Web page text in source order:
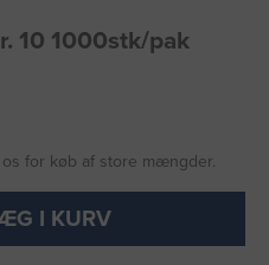
10 1000stk/pak
for køb af store mængder.
I KURV